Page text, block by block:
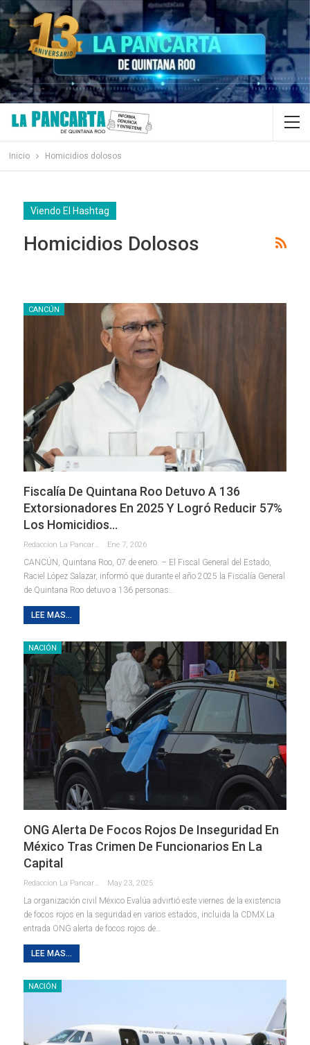
Inicio Homicidios dolosos
Viendo El Hashtag
Homicidios Dolosos
CANCÚN
Fiscalía De Quintana Roo Detuvo A 136
Extorsionadores En 2025 Y Logró Reducir 57%
Los Homicidios…
Redaccion La Pancarta De Quintana Roo Ene 7, 2026
CANCÚN, Quintana Roo, 07 de enero. – El Fiscal General del Estado,
Raciel López Salazar, informó que durante el año 2025 la Fiscalía General
de Quintana Roo detuvo a 136 personas…
LEE MAS...
NACIÓN
ONG Alerta De Focos Rojos De Inseguridad En
México Tras Crimen De Funcionarios En La
Capital
Redaccion La Pancarta De Quintana Roo May 23, 2025
La organización civil México Evalúa advirtió este viernes de la existencia
de focos rojos en la seguridad en varios estados, incluida la CDMX La
entrada ONG alerta de focos rojos de…
LEE MAS...
NACIÓN